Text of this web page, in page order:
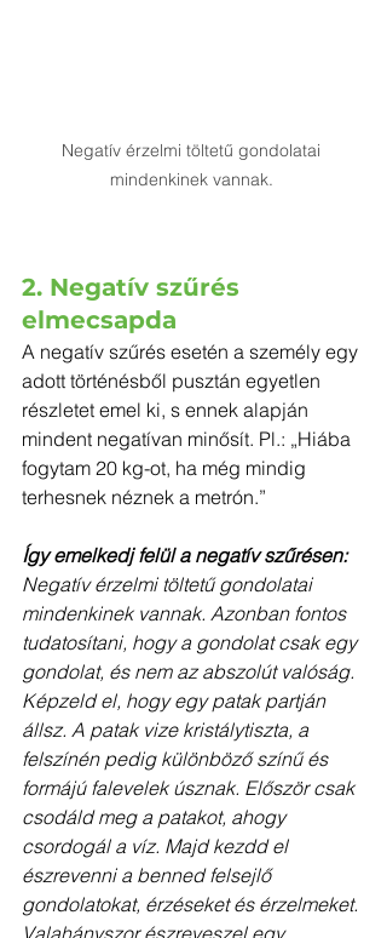
Negatív érzelmi töltetű gondolatai
mindenkinek vannak.
2. Negatív szűrés
elmecsapda
A negatív szűrés esetén a személy egy
adott történésből pusztán egyetlen
részletet emel ki, s ennek alapján
mindent negatívan minősít. Pl.: „Hiába
fogytam 20 kg-ot, ha még mindig
terhesnek néznek a metrón.”
Így emelkedj felül a negatív szűrésen:
Negatív érzelmi töltetű gondolatai
mindenkinek vannak. Azonban fontos
tudatosítani, hogy a gondolat csak egy
gondolat, és nem az abszolút valóság.
Képzeld el, hogy egy patak partján
állsz. A patak vize kristálytiszta, a
felszínén pedig különböző színű és
formájú falevelek úsznak. Először csak
csodáld meg a patakot, ahogy
csordogál a víz. Majd kezdd el
észrevenni a benned felsejlő
gondolatokat, érzéseket és érzelmeket.